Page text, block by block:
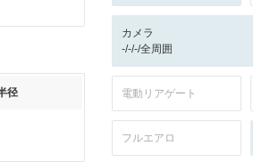
径
カメラ
-/-/-/全周囲
電動リアゲート
フルエアロ